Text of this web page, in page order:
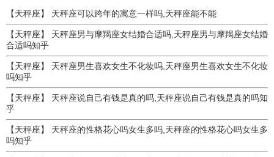
【天秤座】 天秤座可以跨年的寓意一样吗,天秤座能不能
【天秤座】
天秤座男与摩羯座女结婚合适吗,天秤座男与摩羯座女结婚
合适吗知乎
【天秤座】
天秤座男生喜欢女生不化妆吗,天秤座男生喜欢女生不化妆
吗知乎
【天秤座】
天秤座说自己有钱是真的吗,天秤座说自己有钱是真的吗知
乎
【天秤座】
天秤座的性格花心吗女生多吗,天秤座的性格花心吗女生多
吗知乎